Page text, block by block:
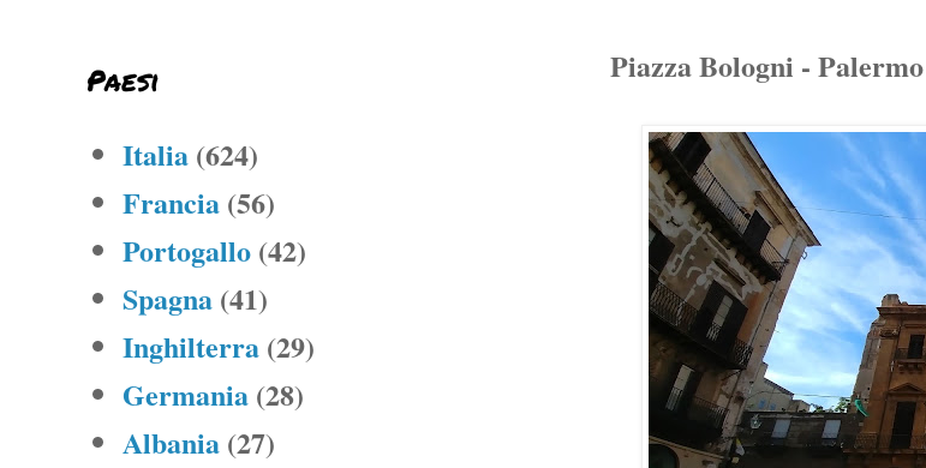
Piazza Bologni - Palermo
Paesi
Italia (624)
Francia (56)
Portogallo (42)
Spagna (41)
Inghilterra (29)
Germania (28)
Albania (27)